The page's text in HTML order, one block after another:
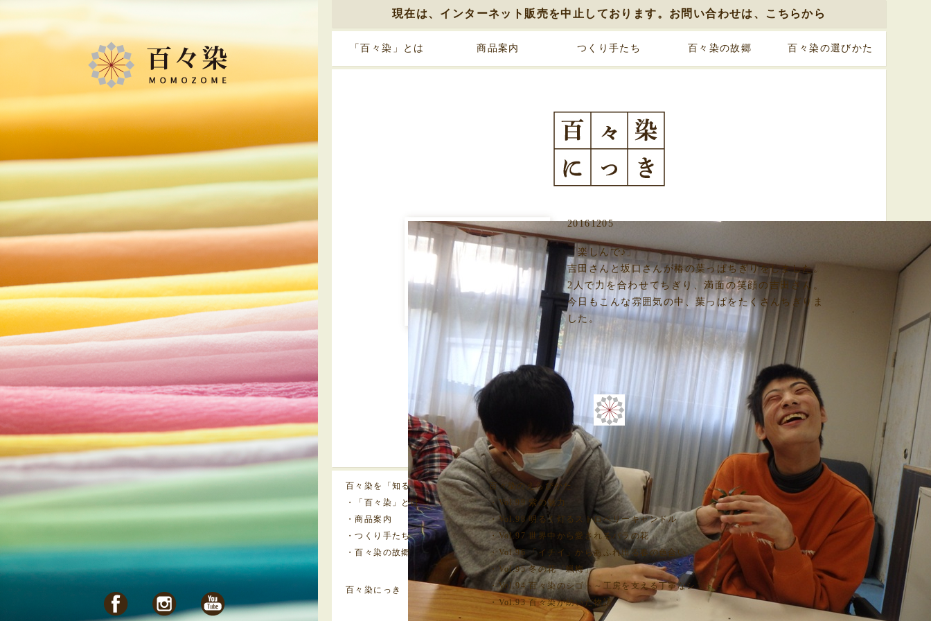
現在は、インターネット販売を中止しております。お問い合わせは、こちらから
「百々染」とは 商品案内 つくり手たち 百々染の故郷 百々染の選びかた
20161205
「楽しんで♪」
吉田さんと坂口さんが椿の葉っぱちぎりをしました。
2人で力を合わせてちぎり、満面の笑顔の吉田さん。
今日もこんな雰囲気の中、葉っぱをたくさんちぎりま
した。
百々染を「知る」
・「百々染」とは
・商品案内
・つくり手たち
・百々染の故郷
百々染にっき
百々染のえらびかた
・Vol.99 紫の魅力
・Vol.98 明るく灯るストロベリーキャンドル
・Vol.97 世界中から愛されるバラの花
・Vol.96 「イチイ」からあふれ出る春の色合い
・Vol.95 冬の花「蝋梅」
・Vol.94 百々染のシゴト～工房を支える丁寧なシゴト～
・Vol.93 百々染が紡いだ物語